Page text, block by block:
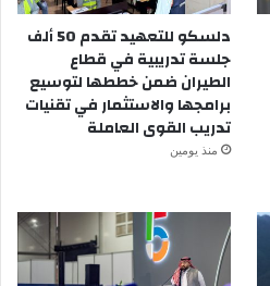
دلسكو للتعهيد تقدم 50 ألف
جلسة تدريبية في قطاع
الطيران ضمن خططها لتوسيع
برامجها والاستثمار في تقنيات
تدريب القوى العاملة
منذ يومين